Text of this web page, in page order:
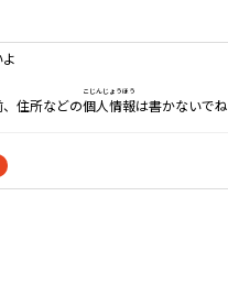
住所などの個人情報
こじんじょうほう
は書かないでね